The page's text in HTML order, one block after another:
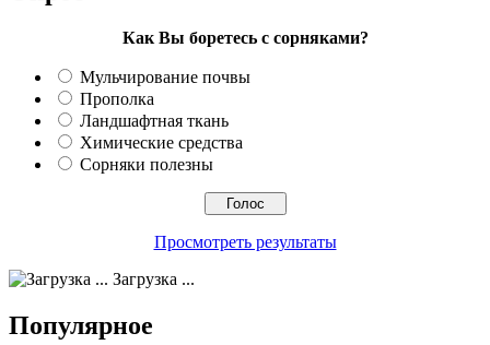
Как Вы боретесь с сорняками?
Мульчирование почвы
Прополка
Ландшафтная ткань
Химические средства
Сорняки полезны
Просмотреть результаты
Загрузка ...
Популярное